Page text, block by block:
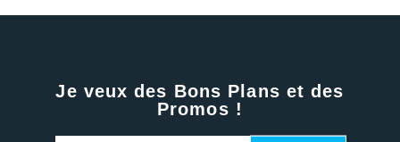
Je veux des Bons Plans et des
Promos !